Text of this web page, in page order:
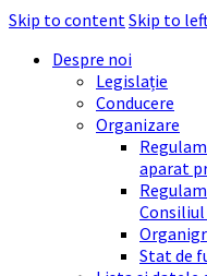
Skip to contentSkip to
Despre noi
Legislație
Conducere
Organizare
aparat
Stat de